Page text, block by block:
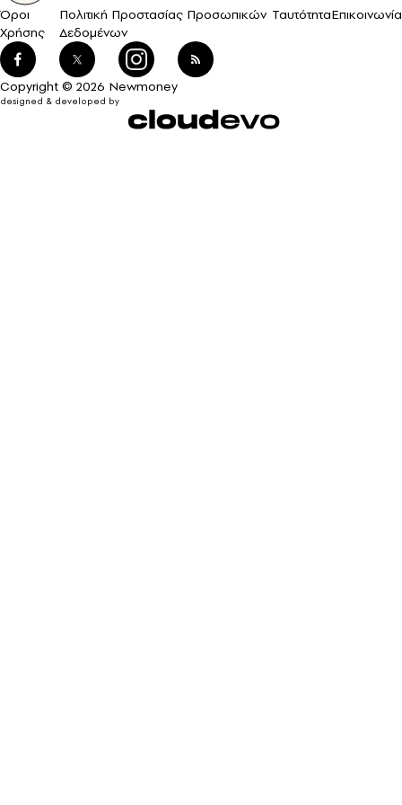
Όροι
Χρήσης
Πολιτική Προστασίας Προσωπικών
Δεδομένων
ΤαυτότηταΕπικοινωνία
Copyright © 2026 Newmoney
designed & developed by